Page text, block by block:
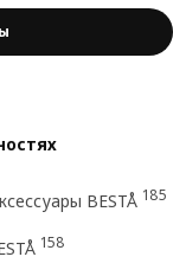
BESTÅ 185
158